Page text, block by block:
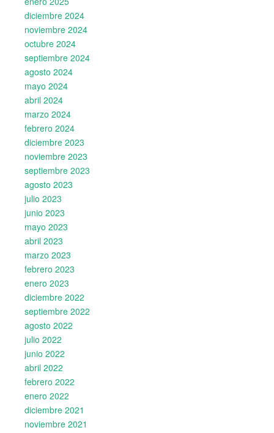
diciembre 2024
noviembre 2024
octubre 2024
septiembre 2024
agosto 2024
mayo 2024
abril 2024
marzo 2024
febrero 2024
diciembre 2023
noviembre 2023
septiembre 2023
agosto 2023
julio 2023
junio 2023
mayo 2023
abril 2023
marzo 2023
febrero 2023
enero 2023
diciembre 2022
septiembre 2022
agosto 2022
julio 2022
junio 2022
abril 2022
febrero 2022
enero 2022
diciembre 2021
noviembre 2021